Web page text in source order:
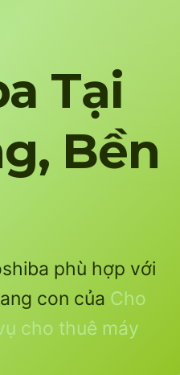
Tại
Bền
phù hợp với
con của Cho
cho thuê máy